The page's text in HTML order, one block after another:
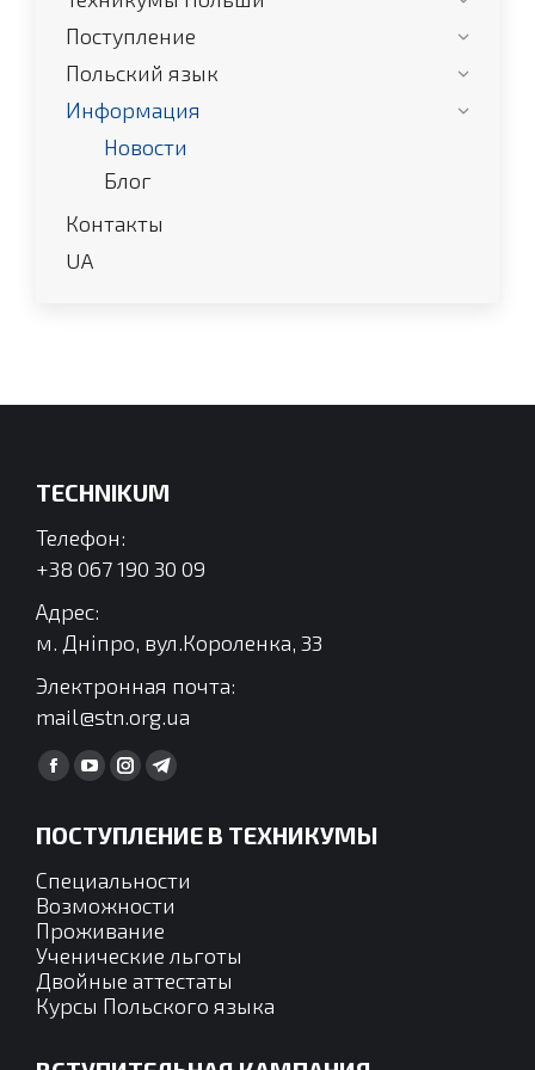
window
window
windowwindow
Поступление
Польский язык
Информация
Новости
Блог
Контакты
UA
TECHNIKUM
Телефон:
+38 067 190 30 09
Адрес:
м. Дніпро, вул.Короленка, 33
Электронная почта:
mail@stn.org.ua
Find us on:
Facebook
opens
in
new
window
YouTube
opens
in
new
window
Instagram
opens
in
new
window
Telegram
opens
in
new
window
ПОСТУПЛЕНИЕ В ТЕХНИКУМЫ
Специальности
Возможности
Проживание
Ученические льготы
Двойные аттестаты
Курсы Польского языка